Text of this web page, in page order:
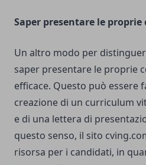
Saper presentare le proprie
Un altro modo per
saper presentare le proprie
efficace. Questo può essere
creazione di un curriculum
e di una lettera di
questo senso, il sito
risorsa per i candidati, in